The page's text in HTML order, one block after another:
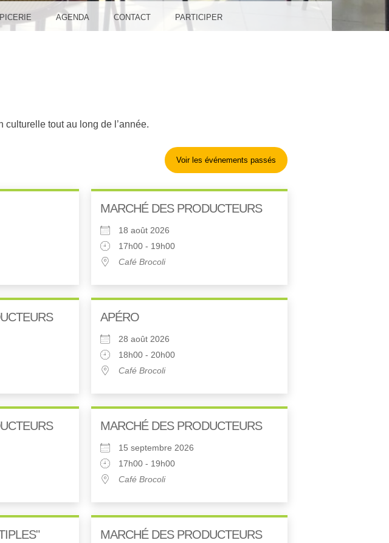
AGENDA CONTACT PARTICIPER
tout au long de l’année.
Voir les événements passés
MARCHÉ DES PRODUCTEURS
18 août 2026
17h00 - 19h00
Café Brocoli
APÉRO
28 août 2026
18h00 - 20h00
Café Brocoli
MARCHÉ DES PRODUCTEURS
15 septembre 2026
17h00 - 19h00
Café Brocoli
MARCHÉ DES PRODUCTEURS